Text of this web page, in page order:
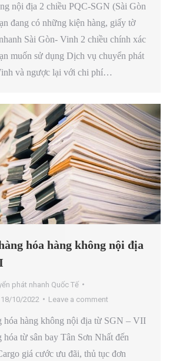
nội địa 2 chiều PQC-SGN (Sài Gòn
đang có những kiện hàng, giấy tờ
Sài Gòn- Vinh 2 chiều chính xác
muốn sử dụng Dịch vụ chuyển phát
và ngược lại với chi phí…
hóa hàng không nội địa
phát nhanh Quốc Tế
18/10/2022 Leave a comment
hóa hàng không nội địa từ SGN – VII
hóa từ sân bay Tân Sơn Nhất đến
giá cước ưu đãi, thủ tục đơn